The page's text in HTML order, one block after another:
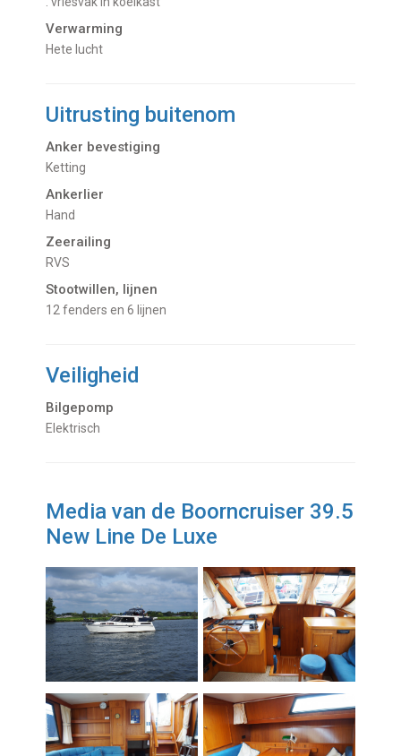
Verwarming
hete lucht
Uitrusting buitenom
Anker bevestiging
Ketting
Ankerlier
Hand
Zeerailing
RVS
Stootwillen, lijnen
12 fenders en 6 lijnen
Veiligheid
Bilgepomp
Elektrisch
Media van de Boorncruiser 39.5
New Line De Luxe